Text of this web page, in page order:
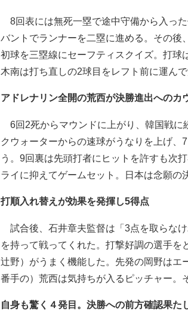
8回表には無死一塁で途中守備から入っ
バントでランナーを二塁に進める。その後
初球を三塁線にセーフティスクイズ。打球
木南は打ち直しの2球目をレフト前に運ん
アドレナリン全開の荒西が決勝進出へのカ
6回2死からマウンドに上がり、韓国戦に
クウォーターからの速球がうなりを上げ
う。9回裏は先頭打者にヒットを許すも次
ライに抑えてゲームセット。日本は念願の
打順入れ替えが効果を発揮し5得点
試合後、石井章夫監督は「3点を取らな
を持って戦ってくれた。打撃好調の選手を
辻野）がうまく機能した。先発の岡野はエ
番手の）荒西は気持ちが入るピッチャー。
自身も驚く４発目。決勝への前方確認果た